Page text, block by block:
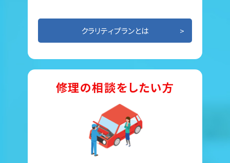
クラリティプランとは
修理の相談をしたい方